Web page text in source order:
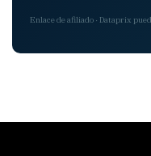
Enlace de afiliado · Dataprix